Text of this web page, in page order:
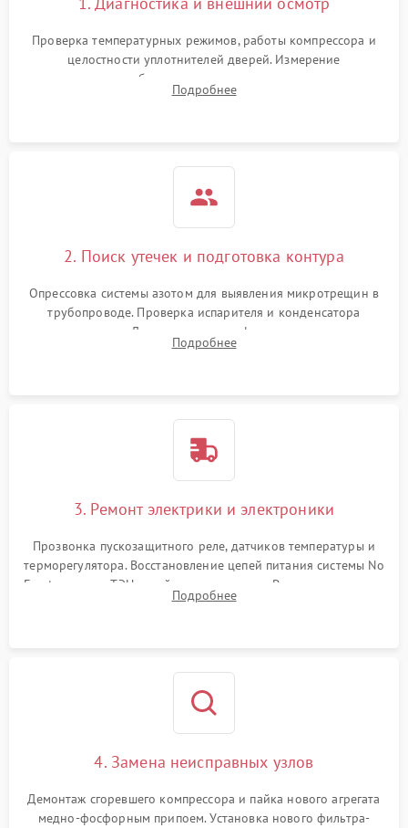
Проверка температурных режимов, работы компрессора и
целостности уплотнителей дверей. Измерение
сопротивления обмоток мотора, проверка термостата и
считывание кодов ошибок с электронного дисплея.
Подробнее
2. Поиск утечек и подготовка контура
Опрессовка системы азотом для выявления микротрещин в
трубопроводе. Проверка испарителя и конденсатора
течеискателем. Демонтаж старого фильтра-осушителя и
продувка капиллярной трубки для устранения засоров.
Подробнее
3. Ремонт электрики и электроники
Прозвонка пускозащитного реле, датчиков температуры и
терморегулятора. Восстановление цепей питания системы No
Frost, включая ТЭН оттайки и вентилятор. Ремонт или замена
платы управления при сбоях алгоритмов.
Подробнее
4. Замена неисправных узлов
Демонтаж сгоревшего компрессора и пайка нового агрегата
медно-фосфорным припоем. Установка нового фильтра-